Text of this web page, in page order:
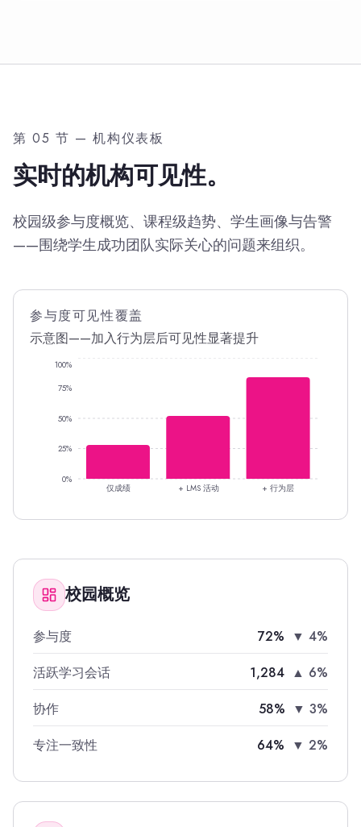
第 05 节 — 机构仪表板
实时的机构可见性。
校园级参与度概览、课程级趋势、学生画像与告警
——围绕学生成功团队实际关心的问题来组织。
参与度可见性覆盖
示意图——加入行为层后可见性显著提升
仅成绩 + LMS 活动 + 行为层
0%
25%
50%
75%
100%
校园概览
参与度 72% ▼ 4%
活跃学习会话
1,284 ▲ 6%
协作
58% ▼ 3%
专注一致性
64% ▼ 2%